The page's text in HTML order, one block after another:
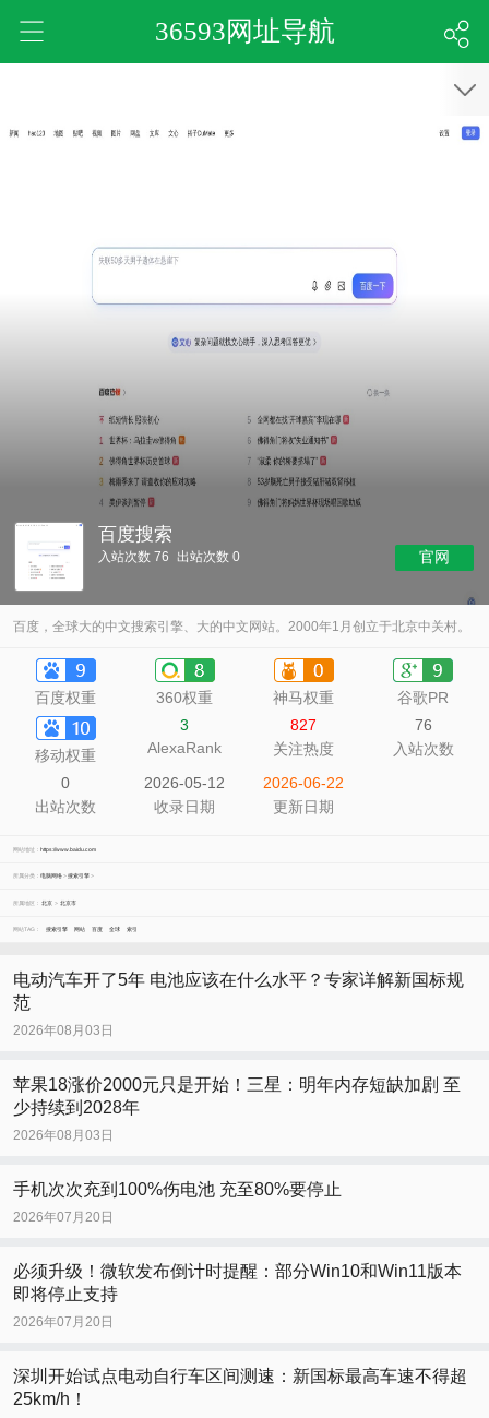
36593网址导航
百度搜索
入站次数 76 出站次数 0 官网
百度，全球大的中文搜索引擎、大的中文网站。2000年1月创立于北京中关村。
百度权重 360权重 神马权重 谷歌PR
移动权重
3
AlexaRank
827
关注热度
76
入站次数
0
出站次数
2026-05-12
收录日期
2026-06-22
更新日期
网站地址： https://www.baidu.com
所属分类： 电脑网络>搜索引擎>
所属地区： 北京> 北京市
网站TAG： 搜索引擎 网站 百度 全球 索引
电动汽车开了5年 电池应该在什么水平？专家详解新国标规
范
2026年08月03日
苹果18涨价2000元只是开始！三星：明年内存短缺加剧 至
少持续到2028年
2026年08月03日
手机次次充到100%伤电池 充至80%要停止
2026年07月20日
必须升级！微软发布倒计时提醒：部分Win10和Win11版本
即将停止支持
2026年07月20日
深圳开始试点电动自行车区间测速：新国标最高车速不得超
25km/h！